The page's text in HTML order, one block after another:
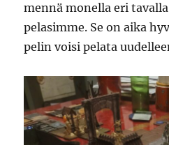
mennä monella eri
pelasimme. Se on aika
pelin voisi pelata